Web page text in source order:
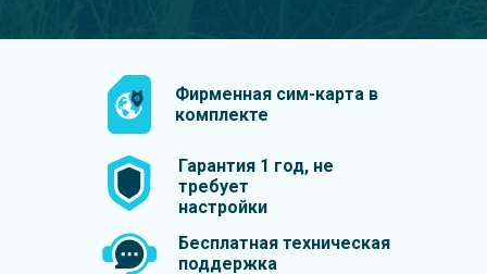
Фирменная сим-карта в
комплекте
Гарантия 1 год, не
требует
настройки
Бесплатная техническая
поддержка